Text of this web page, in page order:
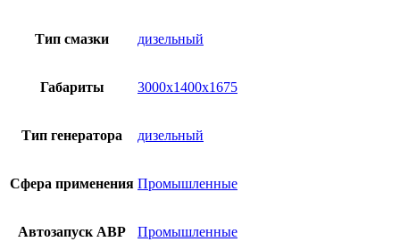
Тип смазки дизельный
Габариты 3000х1400х1675
Тип генератора дизельный
Сфера применения Промышленные
Автозапуск АВР Промышленные